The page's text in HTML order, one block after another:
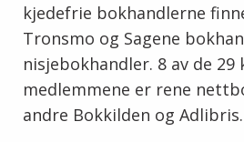
kjedefrie bokhandlerne
Tronsmo og Sagene
nisjebokhandler. 8 av de 29
medlemmene er rene
andre Bokkilden og Adlibris.